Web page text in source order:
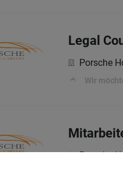
Legal
Porsche
Wir
Porsche